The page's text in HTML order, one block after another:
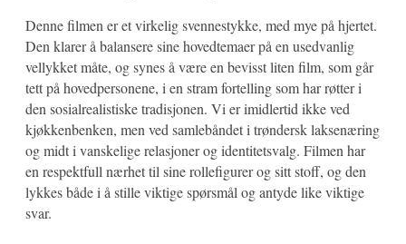
Denne filmen er et virkelig svennestykke, med mye på hjertet.
Den klarer å balansere sine hovedtemaer på en usedvanlig
vellykket måte, og synes å være en bevisst liten film, som går
tett på hovedpersonene, i en stram fortelling som har røtter i
den sosialrealistiske tradisjonen. Vi er imidlertid ikke ved
kjøkkenbenken, men ved samlebåndet i trøndersk laksenæring
og midt i vanskelige relasjoner og identitetsvalg. Filmen har
en respektfull nærhet til sine rollefigurer og sitt stoff, og den
lykkes både i å stille viktige spørsmål og antyde like viktige
svar.